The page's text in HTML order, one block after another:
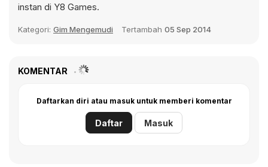
instan di Y8 Games.
Kategori: Gim Mengemudi Tertambah 05 Sep 2014
KOMENTAR
Daftarkan diri atau masuk untuk memberi komentar
Daftar Masuk